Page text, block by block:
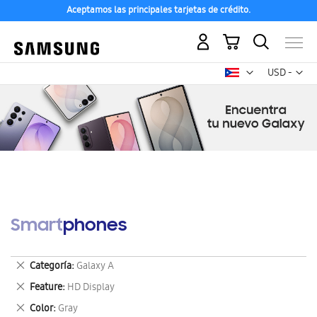
Aceptamos las principales tarjetas de crédito.
USD -
dólar
Mi carrito
Smartphones
Categoría Galaxy A
Eliminar
este
artículo
Feature HD Display
Eliminar
este
Color Gray
Eliminar